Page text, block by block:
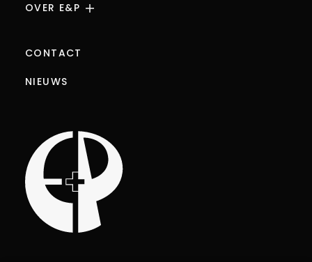
MAATWERK
SHOWROOM EN VERKOOP
WERKKLEDING EN PBM
OVER E&P
CONTACT
NIEUWS